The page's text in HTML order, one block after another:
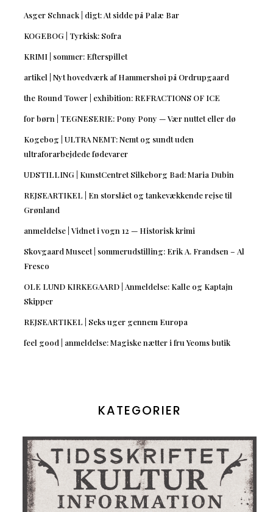
Asger Schnack | digt: At sidde på Palæ Bar
KOGEBOG | Tyrkisk: Sofra
KRIMI | sommer: Efterspillet
artikel | Nyt hovedværk af Hammershøi på Ordrupgaard
the Round Tower | exhibition: REFRACTIONS OF ICE
for børn | TEGNESERIE: Pony Pony — Vær nuttet eller dø
Kogebog | ULTRA NEMT: Nemt og sundt uden
ultraforarbejdede fødevarer
UDSTILLING | KunstCentret Silkeborg Bad: Maria Dubin
REJSEARTIKEL | En storslået og tankevækkende rejse til
Grønland
anmeldelse | Vidnet i vogn 12 — Historisk krimi
Skovgaard Museet | sommerudstilling: Erik A. Frandsen – Al
Fresco
OLE LUND KIRKEGAARD | Anmeldelse: Kalle og Kaptajn
Skipper
REJSEARTIKEL | Seks uger gennem Europa
feel good | anmeldelse: Magiske nætter i fru Yeoms butik
KATEGORIER